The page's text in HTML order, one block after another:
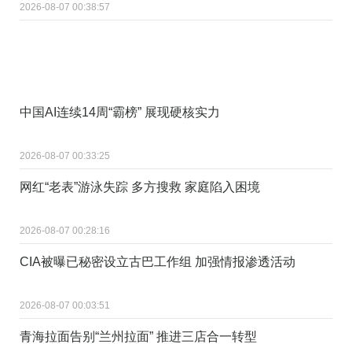
2026-08-07 00:38:57
中国AI连续14周“霸榜” 展现硬核实力
2026-08-07 00:33:25
网红“老表”游泳失踪 多方搜救 家庭陷入困境
2026-08-07 00:28:16
CIA被曝已秘密设立古巴工作组 加强情报渗透活动
2026-08-07 00:03:51
青海拉面告别“兰州拉面” 推进三店合一转型